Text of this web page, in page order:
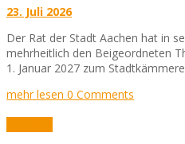
23. Juli 2026
Der Rat der Stadt Aachen hat in
mehrheitlich den Beigeordneten
1. Januar 2027 zum
mehr lesen 0 Comments